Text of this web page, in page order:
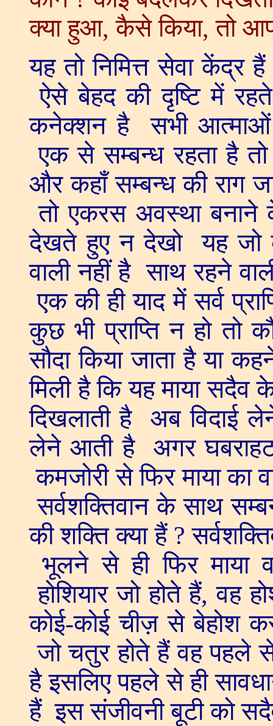
यह तो निमित्त सेवा केंद्र
ऐसे बेहद की दृष्टि में
कनेक्शन है सभी
एक से सम्बन्ध रहता है
और कहाँ सम्बन्ध की राग
तो एकरस अवस्था
देखते हुए न देखो यह जो
वाली नहीं है साथ रहने
एक की ही याद में सर्व
कुछ भी प्राप्ति न हो तो
सौदा किया जाता है या
मिली है कि यह माया सदैव
दिखलाती है अब विदाई
लेने आती है अगर घबराहट
कमजोरी से फिर माया का
सर्वशक्तिवान के साथ
की शक्ति क्या हैं ?
भूलने से ही फिर माया
होशियार जो होते हैं,
कोई-कोई चीज़ से बेहोश
जो चतुर होते हैं वह पहले
है इसलिए पहले से ही
हैं इस संजीवनी बूटी को